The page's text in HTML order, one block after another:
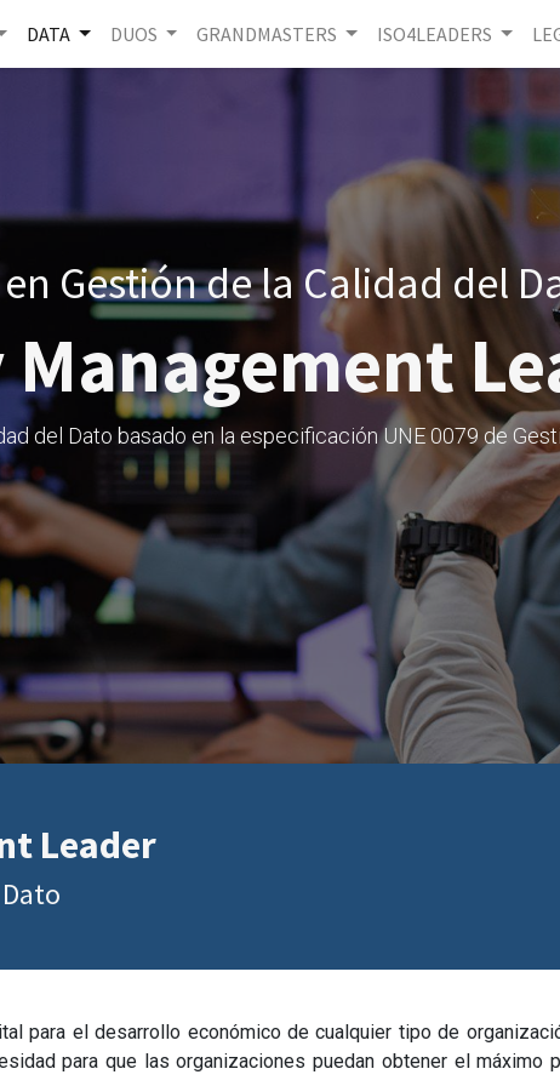
DATA DUOS GRANDMASTERS ISO4LEADERS
Gestión de la Calidad del
del Dato basado en la especificación UNE 0079 de
Leader
para el desarrollo económico de cualquier tipo de
para que las organizaciones puedan obtener el